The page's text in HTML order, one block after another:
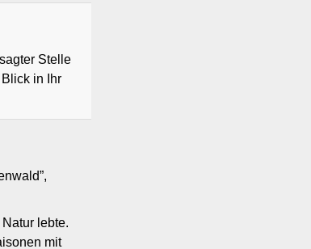
Stelle
in Ihr
lebte.
mit